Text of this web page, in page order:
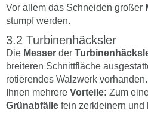
Vor allem das Schneiden großer
stumpf werden.
Turbinenhäcksler
Die Messer der
breiteren Schnittfläche
rotierendes Walzwerk
Ihnen mehrere Vorteile: Zum
Grünabfälle fein zerkleinern und